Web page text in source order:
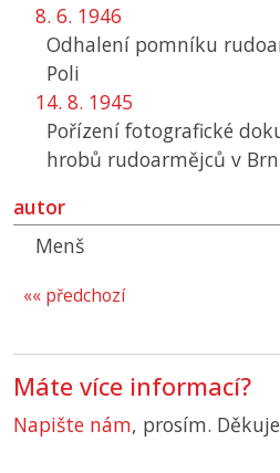
8. 6. 1946
Odhalení pomníku
Poli
14. 8. 1945
Pořízení fotografické
hrobů rudoarmějců v
autor
Menš
«« předchozí
Máte více informací?
Napište nám, prosím.